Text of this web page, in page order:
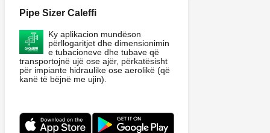
Pipe Sizer Caleffi
Ky aplikacion mundëson
përllogaritjet dhe dimensionimin
e tubacioneve dhe tubave që
transportojnë ujë ose ajër, përkatësisht
për impiante hidraulike ose aerolikë (që
kanë të bëjnë me ujin).